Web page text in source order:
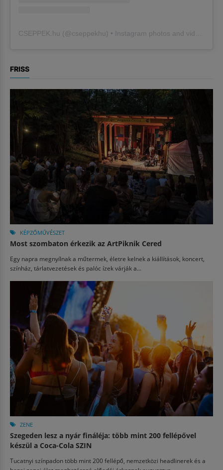
CSEPPEK.hu (@cseppekhu ) • Instagram photos and videos
FRISS
KÉPZŐMŰVÉSZET
Most szombaton érkezik az ArtPiknik Cered
Egy napra megnyílnak a műtermek, életre kelnek a kiállítások, koncert,
színház, tárlatvezetések és palóc ízek várják a...
ZENE
Szegeden lesz a nyár fináléja: több mint 200 fellépővel
készül a Coca-Cola SZIN
Tucatnyi színpadon több mint 200 fellépő, nemzetközi headlinerek és a